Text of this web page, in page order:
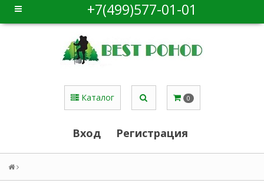
+7(499)577-01-01
Каталог 0
Вход Регистрация